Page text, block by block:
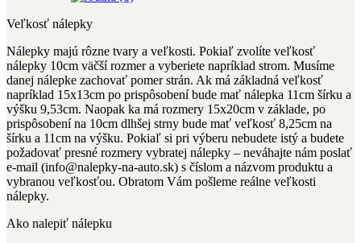
Veľkosť nálepky
Nálepky majú rôzne tvary a veľkosti. Pokiaľ zvolíte veľkosť
nálepky 10cm väčší rozmer a vyberiete napríklad strom. Musíme
danej nálepke zachovať pomer strán. Ak má základná veľkosť
napríklad 15x13cm po prispôsobení bude mať nálepka 11cm šírku a
výšku 9,53cm. Naopak ka má rozmery 15x20cm v základe, po
prispôsobení na 10cm dlhšej strny bude mať veľkosť 8,25cm na
šírku a 11cm na výšku. Pokiaľ si pri výberu nebudete istý a budete
požadovať presné rozmery vybratej nálepky – neváhajte nám poslať
e-mail (info@nalepky-na-auto.sk) s číslom a názvom produktu a
vybranou veľkosťou. Obratom Vám pošleme reálne veľkosti
nálepky.
Ako nalepiť nálepku